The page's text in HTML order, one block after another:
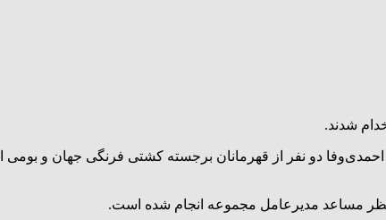
شدند.
دو نفر از قهرمانان برجسته کشتی فرنگی جهان و
نظر مساعد مدیرعامل مجموعه انجام شده است.